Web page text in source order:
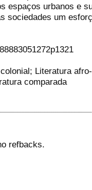
espaços urbanos e
sociedades um
Literatura
comparada
refbacks.